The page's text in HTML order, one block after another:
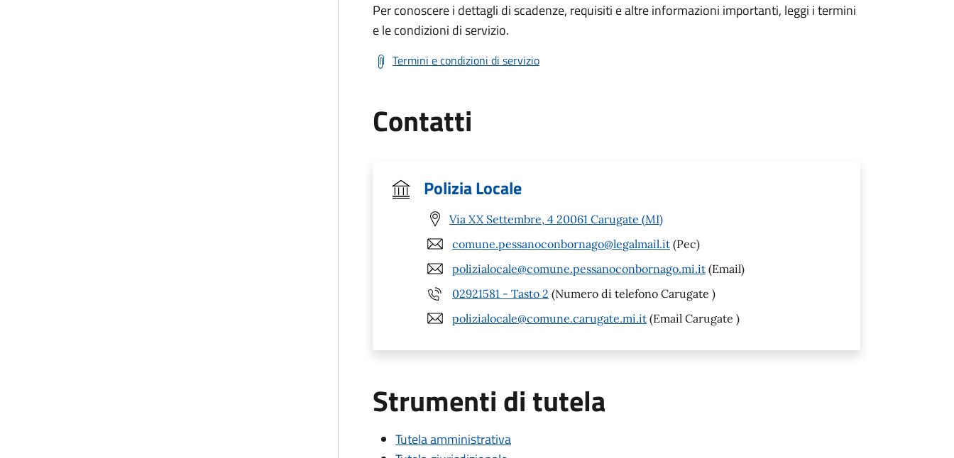
Per conoscere i dettagli di scadenze, requisiti e altre informazioni importanti, leggi i termini
e le condizioni di servizio.
Termini e condizioni di servizio
Contatti
Polizia Locale
Via XX Settembre, 4 20061 Carugate (MI)
comune.pessanoconbornago@legalmail.it (Pec)
polizialocale@comune.pessanoconbornago.mi.it (Email)
02921581 - Tasto 2 (Numero di telefono Carugate )
polizialocale@comune.carugate.mi.it (Email Carugate )
Strumenti di tutela
Tutela amministrativa